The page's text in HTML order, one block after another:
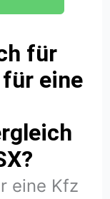
für
eine
eine Kfz